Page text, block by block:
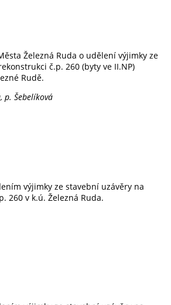
Železná Ruda o udělení výjimky ze
č.p. 260 (byty ve II.NP)
Rudě.
p. Šebelíková
výjimky ze stavební uzávěry na
260 v k.ú. Železná Ruda.